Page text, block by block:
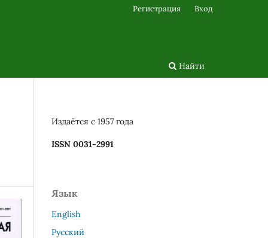
Найти
Регистрация Вход
Издаётся с 1957 года
ISSN 0031-2991
Язык
English
Русский